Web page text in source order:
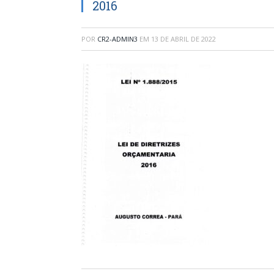
2016
POR CR2-ADMIN3 EM 13 DE ABRIL DE 2022